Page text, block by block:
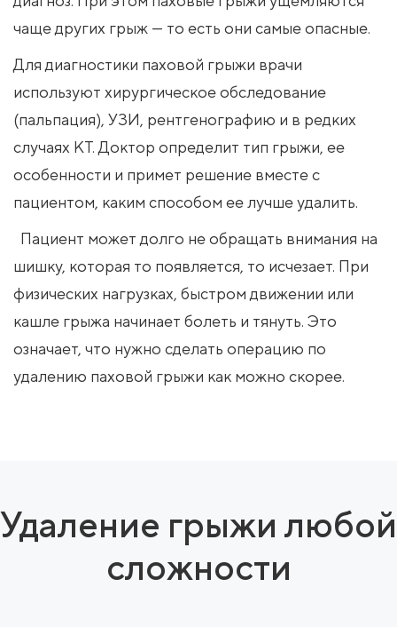
чаще других грыж — то есть они самые опасные.
Для диагностики паховой грыжи врачи
используют хирургическое обследование
(пальпация), УЗИ, рентгенографию и в редких
случаях КТ. Доктор определит тип грыжи, ее
особенности и примет решение вместе с
пациентом, каким способом ее лучше удалить.
Пациент может долго не обращать внимания на
шишку, которая то появляется, то исчезает. При
физических нагрузках, быстром движении или
кашле грыжа начинает болеть и тянуть. Это
означает, что нужно сделать операцию по
удалению паховой грыжи как можно скорее.
Удаление грыжи любой
сложности